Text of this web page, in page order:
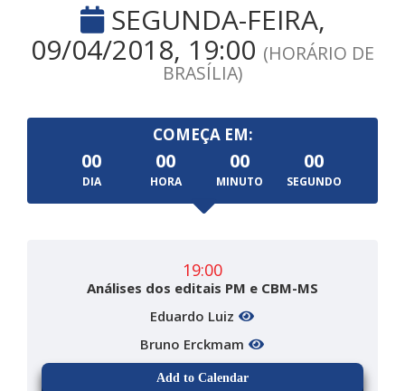
SEGUNDA-FEIRA,
09/04/2018, 19:00 (HORÁRIO DE
BRASÍLIA)
COMEÇA EM:
00
DIA
00
HORA
00
MINUTO
00
SEGUNDO
19:00
Análises dos editais PM e CBM-MS
Eduardo Luiz
Bruno Erckmam
Add to Calendar